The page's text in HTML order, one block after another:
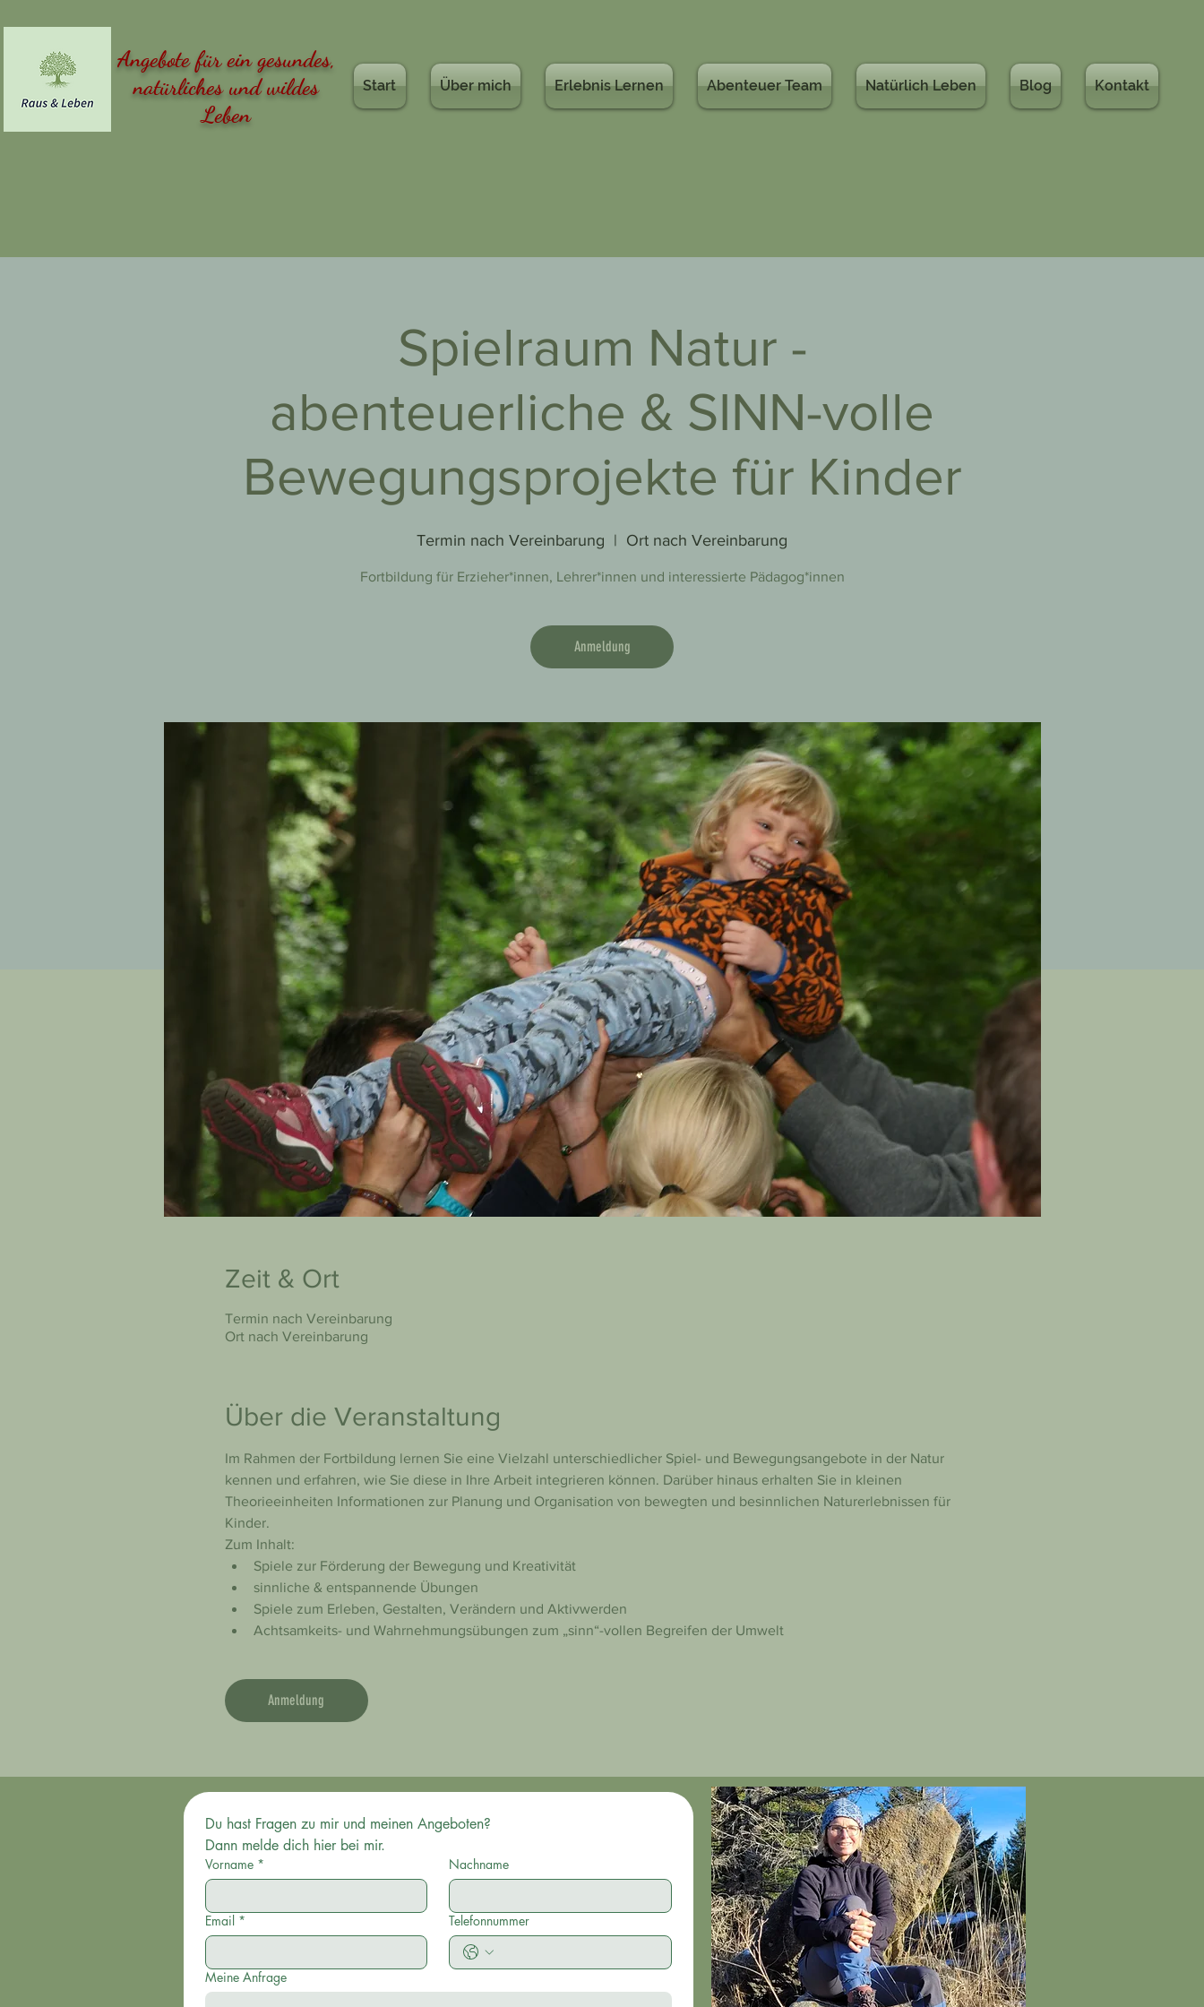
Angebote für ein gesundes,
natürliches und wildes
Leben
Start Über mich Erlebnis Lernen Abenteuer Team Natürlich Leben Blog Kontakt
Spielraum Natur -
abenteuerliche & SINN-volle
Bewegungsprojekte für Kinder
Termin nach Vereinbarung
  |
Ort nach Vereinbarung
Fortbildung für Erzieher*innen, Lehrer*innen und interessierte Pädagog*innen
Anmeldung
Zeit & Ort
Termin nach Vereinbarung
Ort nach Vereinbarung
Über die Veranstaltung
Im Rahmen der Fortbildung lernen Sie eine Vielzahl unterschiedlicher Spiel- und Bewegungsangebote in der Natur
kennen und erfahren, wie Sie diese in Ihre Arbeit integrieren können. Darüber hinaus erhalten Sie in kleinen
Theorieeinheiten Informationen zur Planung und Organisation von bewegten und besinnlichen Naturerlebnissen für
Kinder.
Zum Inhalt:
Spiele zur Förderung der Bewegung und Kreativität
sinnliche & entspannende Übungen
Spiele zum Erleben, Gestalten, Verändern und Aktivwerden
Achtsamkeits- und Wahrnehmungsübungen zum „sinn“-vollen Begreifen der Umwelt
Anmeldung
Dann melde dich hier bei mir.
Vorname * Nachname
Email * Telefonnummer
Meine Anfrage